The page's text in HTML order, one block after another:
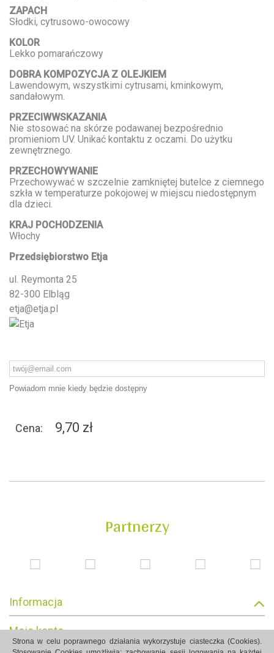
Strona w celu poprawnego działania wykorzystuje ciasteczka (Cookies).
ZAPACH
Słodki, cytrusowo-owocowy
KOLOR
Lekko pomarańczowy
DOBRA KOMPOZYCJA Z OLEJKIEM
Lawendowym, wszystkimi cytrusami, kminkowym,
sandałowym.
PRZECIWWSKAZANIA
Nie stosować na skórze podawanej bezpośrednio
promieniom UV. Unikać kontaktu z oczami. Do użytku
zewnętrznego.
PRZECHOWYWANIE
Przechowywać w szczelnie zamkniętej butelce z ciemnego
szkła w temperaturze pokojowej w miejscu niedostępnym
dla dzieci.
KRAJ POCHODZENIA
Włochy
Przedsiębiorstwo Etja
ul. Reymonta 25
82-300 Elbląg
etja@etja.pl
Powiadom mnie kiedy będzie dostępny
Cena: 9,70 zł
Partnerzy
Informacja
Moje konto